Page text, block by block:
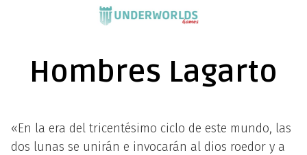
Hombres Lagarto
«En la era del tricentésimo ciclo de este mundo, las
dos lunas se unirán e invocarán al dios roedor y a